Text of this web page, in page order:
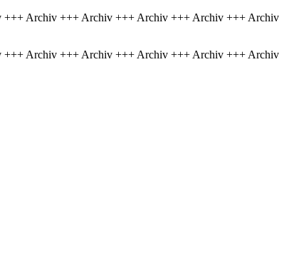
Archiv +++ Archiv +++ Archiv +++ Archiv +++ Archiv
Archiv +++ Archiv +++ Archiv +++ Archiv +++ Archiv